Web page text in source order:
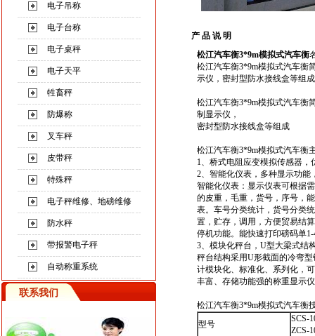
电子吊称
电子台称
电子桌秤
电子天平
牲畜秤
防爆称
叉车秤
皮带秤
特殊秤
电子秤维修、地磅维修
防水秤
带报警电子秤
自动称重系统
联系我们
产 品 说 明
松江汽车衡3*9m模拟式汽车衡
松江汽车衡3*9m模拟式汽车衡
示仪，密封型防水接线盒等组成
松江汽车衡3*9m模拟式汽车衡
制显示仪，
密封型防水接线盒等组成
松江汽车衡3*9m模
1、桥式电阻应变模拟传感器
2、智能化仪表，多种显示功
智能化仪表：显示仪表可根据
的皮重，毛重，货号，序号，
表。车号分类统计，货号分类
置，贮存，调用，方便贸易结
停机功能。能快速打印磅码单
3、模块化秤台，U型大梁式结
秤台结构采用U形截面的冷弯
计模块化、标准化、系列化，
丰富、存储功能强的称重显示
松江汽车衡3*9m模拟式汽车衡
型号
SCS-
ZCS-